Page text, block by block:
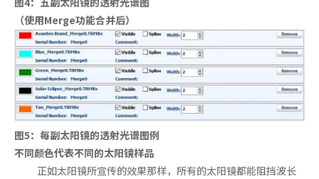
（使用Merge功能合并后）
图5：每副太阳镜的透射光谱图例
不同颜色代表不同的太阳镜样品
正如太阳镜所宣传的效果那样，所有的太阳镜都能阻挡波长